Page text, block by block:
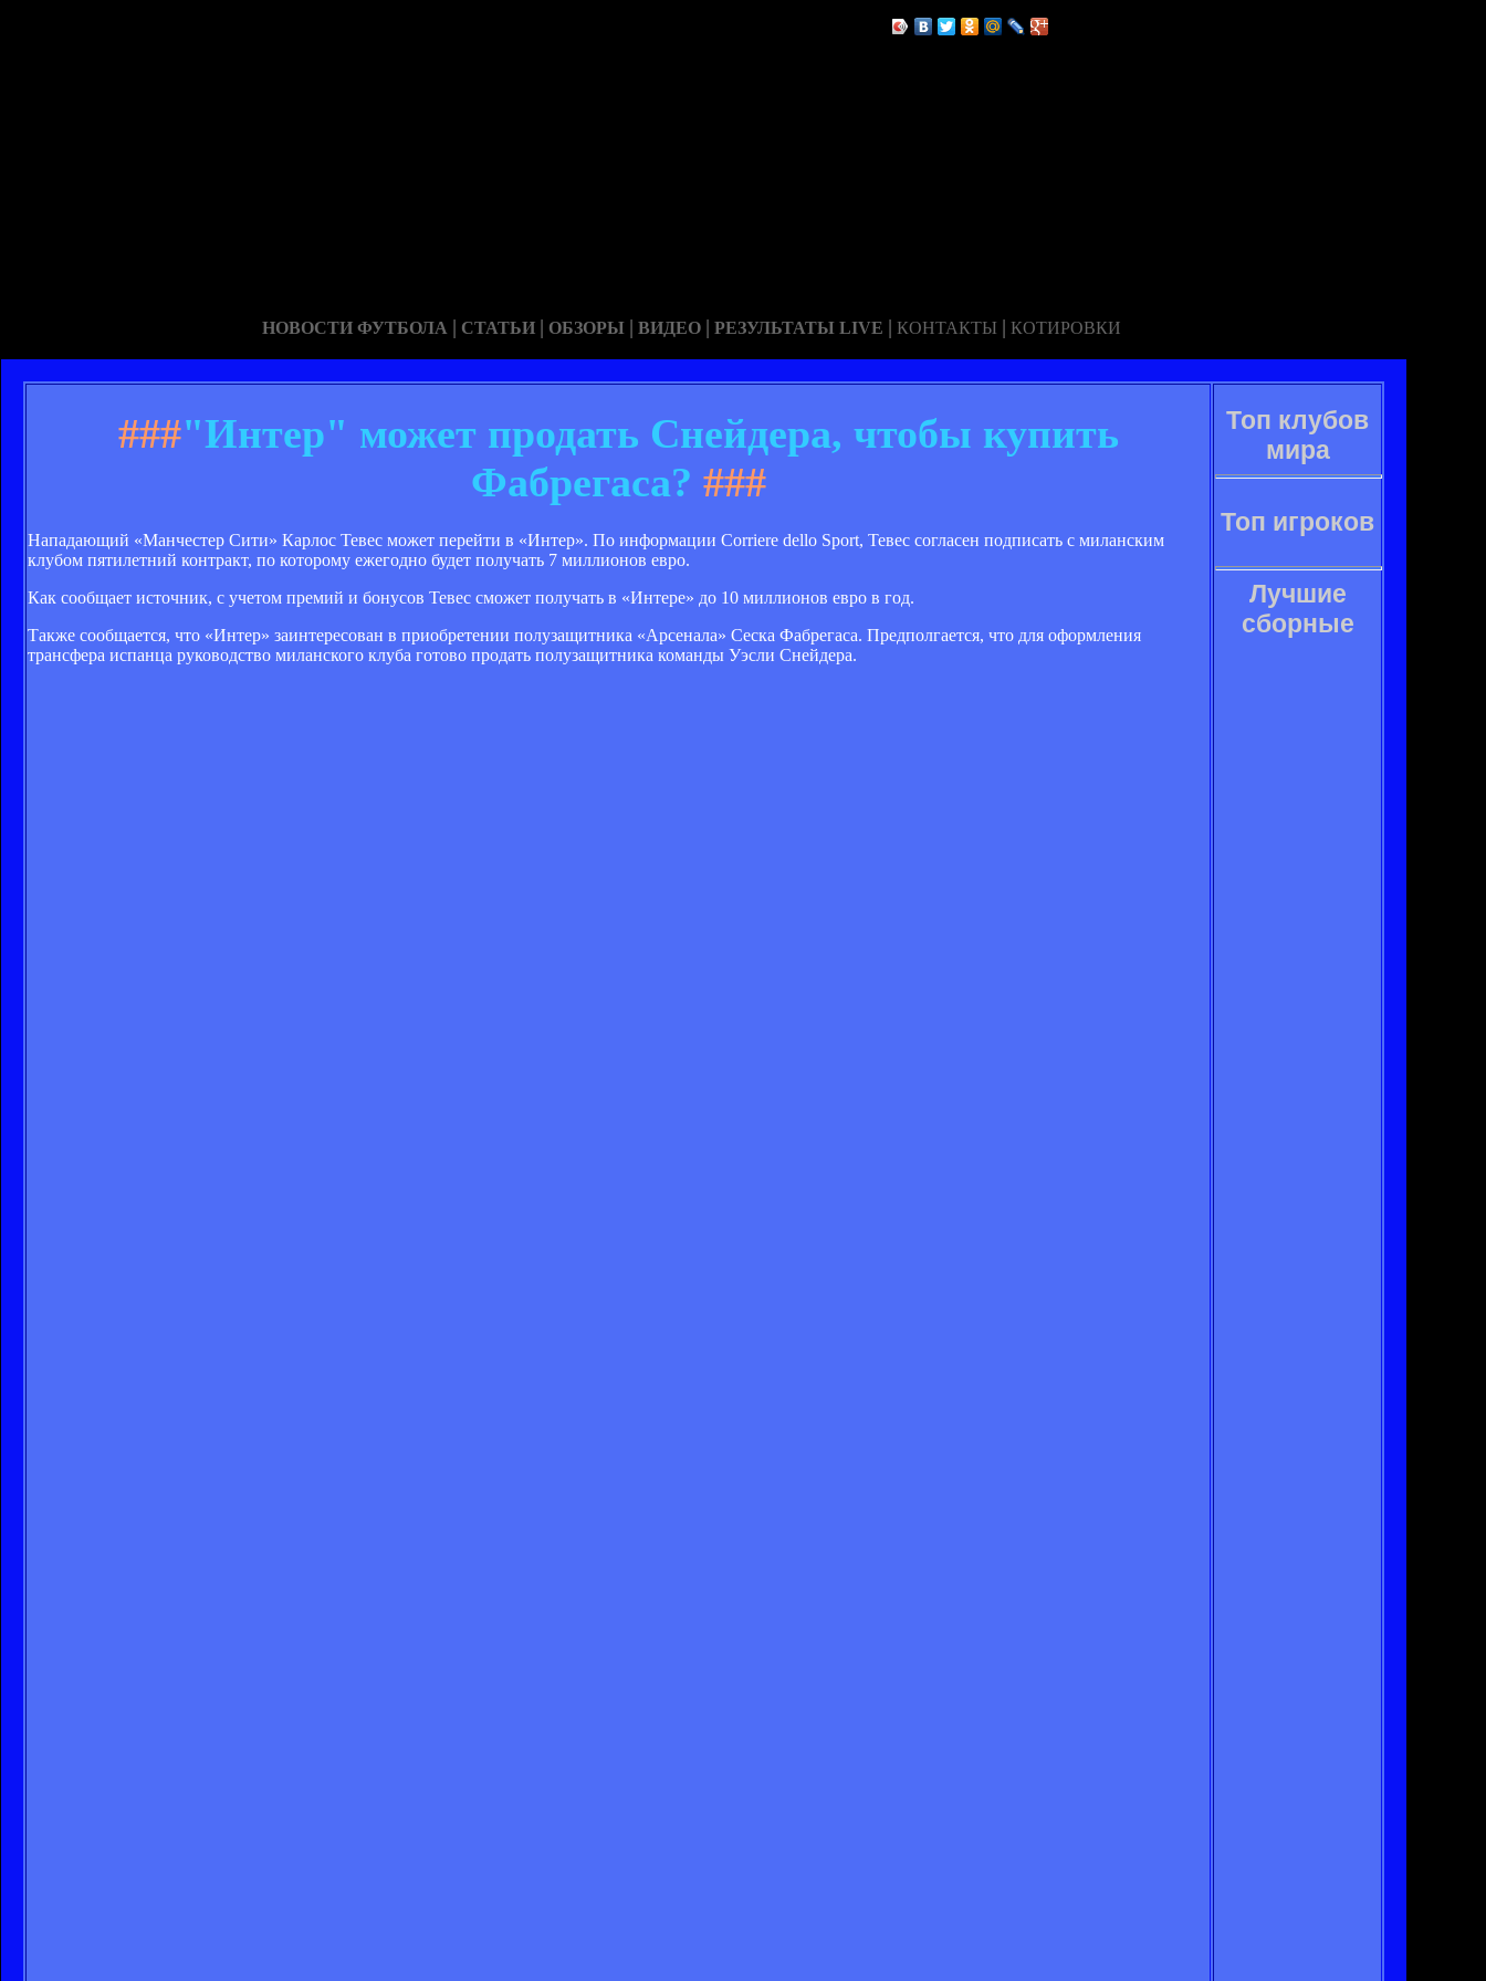
НОВОСТИ ФУТБОЛА | СТАТЬИ | ОБЗОРЫ | ВИДЕО | РЕЗУЛЬТАТЫ LIVE | КОНТАКТЫ | КОТИРОВКИ
###"Интер" может продать Снейдера, чтобы купить
Фабрегаса? ###
Нападающий «Манчестер Сити» Карлос Тевес может перейти в «Интер». По информации Corriere dello Sport, Тевес согласен подписать с миланским
клубом пятилетний контракт, по которому ежегодно будет получать 7 миллионов евро.
Как сообщает источник, с учетом премий и бонусов Тевес сможет получать в «Интере» до 10 миллионов евро в год.
Также сообщается, что «Интер» заинтересован в приобретении полузащитника «Арсенала» Сеска Фабрегаса. Предполгается, что для оформления
трансфера испанца руководство миланского клуба готово продать полузащитника команды Уэсли Снейдера.
Топ клубов
мира
Топ игроков
Лучшие
сборные